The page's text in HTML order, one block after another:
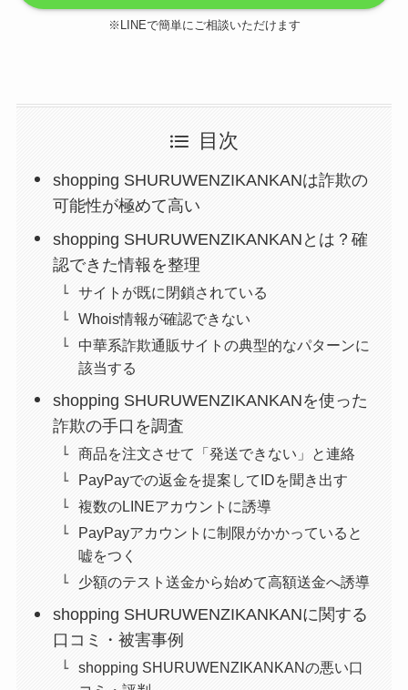
※LINEで簡単にご相談いただけます
目次
shopping SHURUWENZIKANKANは詐欺の
可能性が極めて高い
shopping SHURUWENZIKANKANとは？確
認できた情報を整理
サイトが既に閉鎖されている
Whois情報が確認できない
中華系詐欺通販サイトの典型的なパターンに
該当する
shopping SHURUWENZIKANKANを使った
詐欺の手口を調査
商品を注文させて「発送できない」と連絡
PayPayでの返金を提案してIDを聞き出す
複数のLINEアカウントに誘導
PayPayアカウントに制限がかかっていると
嘘をつく
少額のテスト送金から始めて高額送金へ誘導
shopping SHURUWENZIKANKANに関する
口コミ・被害事例
shopping SHURUWENZIKANKANの悪い口